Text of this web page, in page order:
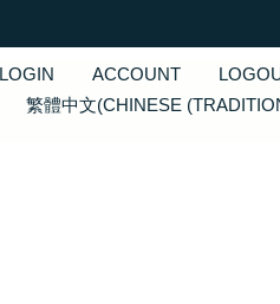
LOGIN ACCOUNT
繁體中文(CHINESE